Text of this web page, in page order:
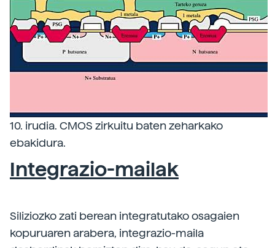
10. irudia. CMOS zirkuitu baten zeharkako
ebakidura.
Integrazio-mailak
Siliziozko zati berean integratutako osagaien
kopuruaren arabera, integrazio-maila